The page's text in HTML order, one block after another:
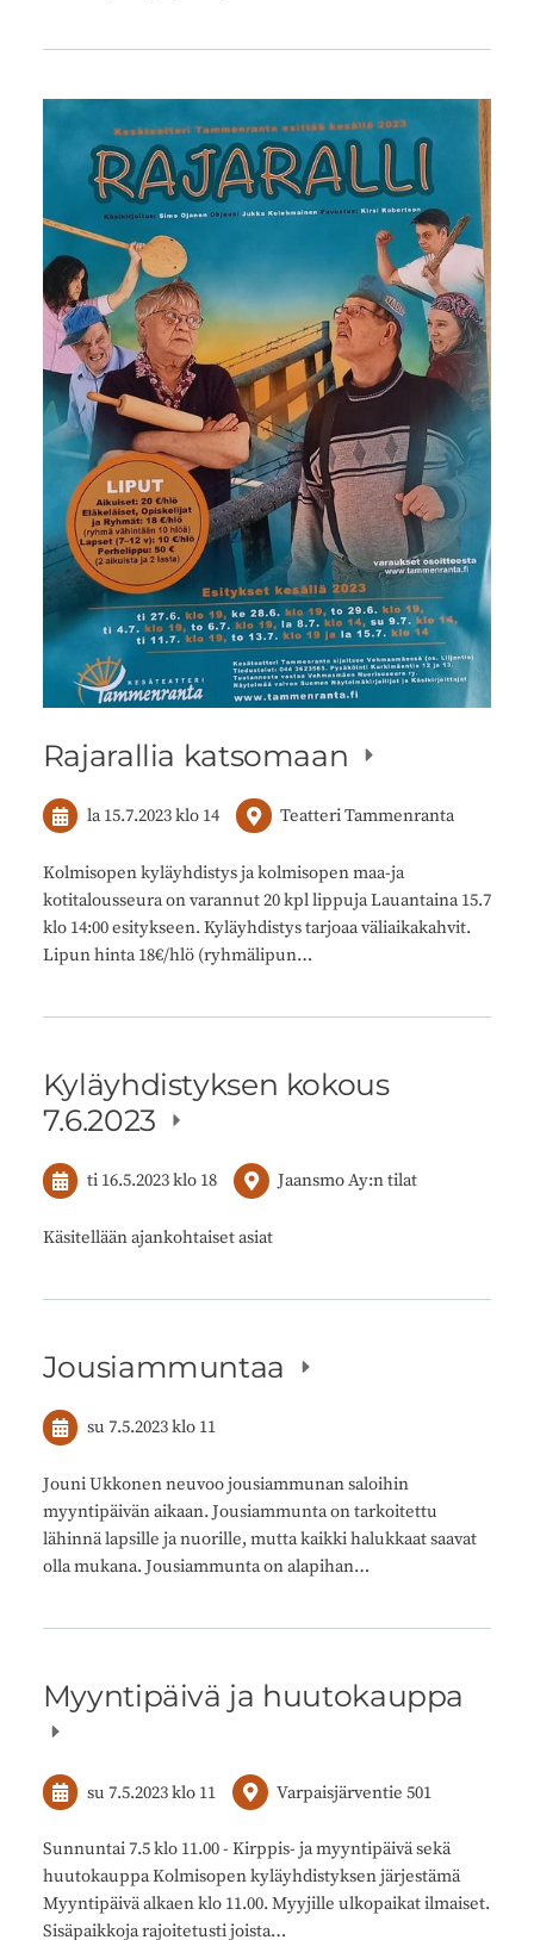
Rajarallia katsomaan
la 15.7.2023klo 14 Teatteri Tammenranta
Kolmisopen kyläyhdistys ja kolmisopen maa-ja
kotitalousseura on varannut 20 kpl lippuja Lauantaina 15.7
klo 14:00 esitykseen. Kyläyhdistys tarjoaa väliaikakahvit.
Lipun hinta 18€/hlö (ryhmälipun…
Kyläyhdistyksen kokous
7.6.2023
ti 16.5.2023klo 18 Jaansmo Ay:n tilat
Käsitellään ajankohtaiset asiat
Jousiammuntaa
su 7.5.2023klo 11
Jouni Ukkonen neuvoo jousiammunan saloihin
myyntipäivän aikaan. Jousiammunta on tarkoitettu
lähinnä lapsille ja nuorille, mutta kaikki halukkaat saavat
olla mukana. Jousiammunta on alapihan…
Myyntipäivä ja huutokauppa
su 7.5.2023klo 11 Varpaisjärventie 501
Sunnuntai 7.5 klo 11.00 - Kirppis- ja myyntipäivä sekä
huutokauppa Kolmisopen kyläyhdistyksen järjestämä
Myyntipäivä alkaen klo 11.00. Myyjille ulkopaikat ilmaiset.
Sisäpaikkoja rajoitetusti joista…